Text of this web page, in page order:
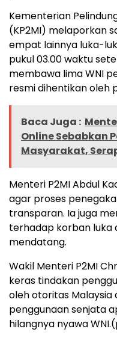
Kementerian
(KP2MI) melaporkan
empat lainnya luka-
pukul 03.00 waktu
membawa lima WNI
resmi dihentikan oleh
Baca Juga :
Online Sebabkan
Masyarakat,
Menteri P2MI Abdul
agar proses
transparan. Ia juga
terhadap korban luka
mendatang.
Wakil Menteri P2MI
keras tindakan
oleh otoritas Malaysia
penggunaan senjata
hilangnya nyawa